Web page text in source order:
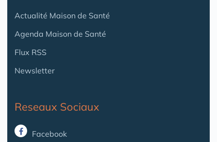
Actualité Maison de Santé
Agenda Maison de Santé
Flux RSS
Newsletter
Reseaux Sociaux
Facebook